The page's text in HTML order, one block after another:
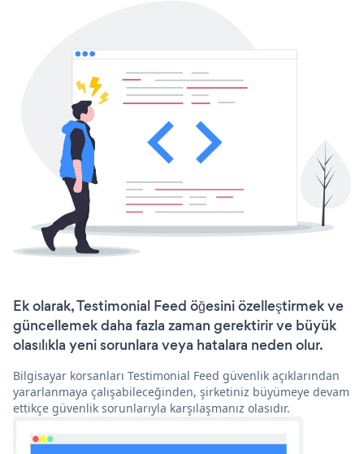
Ek olarak, Testimonial Feed öğesini özelleştirmek ve
güncellemek daha fazla zaman gerektirir ve büyük
olasılıkla yeni sorunlara veya hatalara neden olur.
Bilgisayar korsanları Testimonial Feed güvenlik açıklarından
yararlanmaya çalışabileceğinden, şirketiniz büyümeye devam
ettikçe güvenlik sorunlarıyla karşılaşmanız olasıdır.